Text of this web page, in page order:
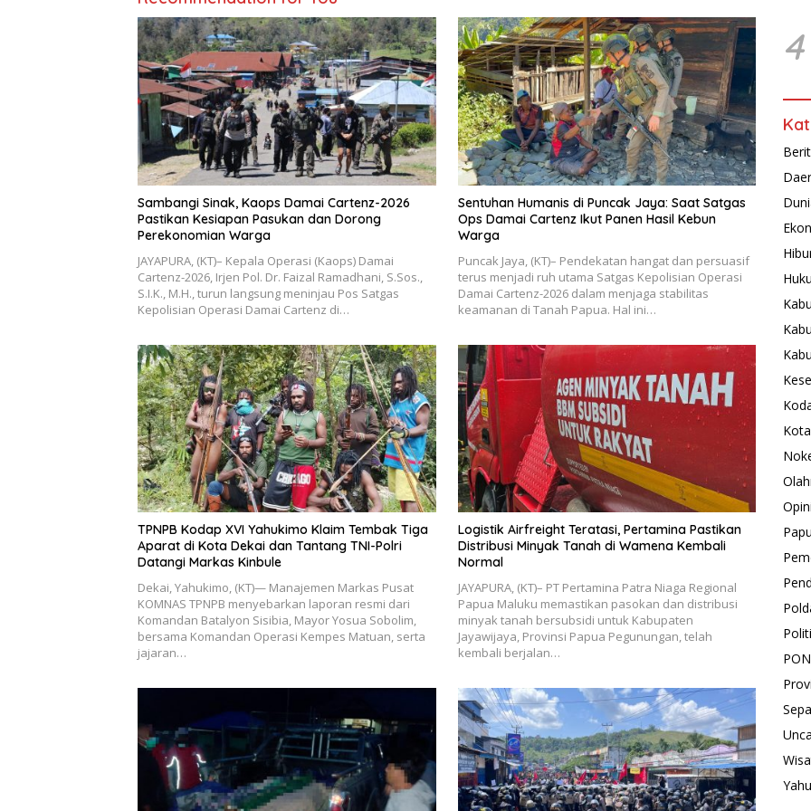
Sambangi Sinak, Kaops Damai Cartenz-2026
Pastikan Kesiapan Pasukan dan Dorong
Perekonomian Warga
JAYAPURA, (KT)– Kepala Operasi (Kaops) Damai
Cartenz-2026, Irjen Pol. Dr. Faizal Ramadhani, S.Sos.,
S.I.K., M.H., turun langsung meninjau Pos Satgas
Kepolisian Operasi Damai Cartenz di…
Sentuhan Humanis di Puncak Jaya: Saat Satgas
Ops Damai Cartenz Ikut Panen Hasil Kebun
Warga
Puncak Jaya, (KT)– Pendekatan hangat dan persuasif
terus menjadi ruh utama Satgas Kepolisian Operasi
Damai Cartenz-2026 dalam menjaga stabilitas
keamanan di Tanah Papua. Hal ini…
TPNPB Kodap XVI Yahukimo Klaim Tembak Tiga
Aparat di Kota Dekai dan Tantang TNI-Polri
Datangi Markas Kinbule
Dekai, Yahukimo, (KT)— Manajemen Markas Pusat
KOMNAS TPNPB menyebarkan laporan resmi dari
Komandan Batalyon Sisibia, Mayor Yosua Sobolim,
bersama Komandan Operasi Kempes Matuan, serta
jajaran…
Logistik Airfreight Teratasi, Pertamina Pastikan
Distribusi Minyak Tanah di Wamena Kembali
Normal
JAYAPURA, (KT)– PT Pertamina Patra Niaga Regional
Papua Maluku memastikan pasokan dan distribusi
minyak tanah bersubsidi untuk Kabupaten
Jayawijaya, Provinsi Papua Pegunungan, telah
kembali berjalan…
4